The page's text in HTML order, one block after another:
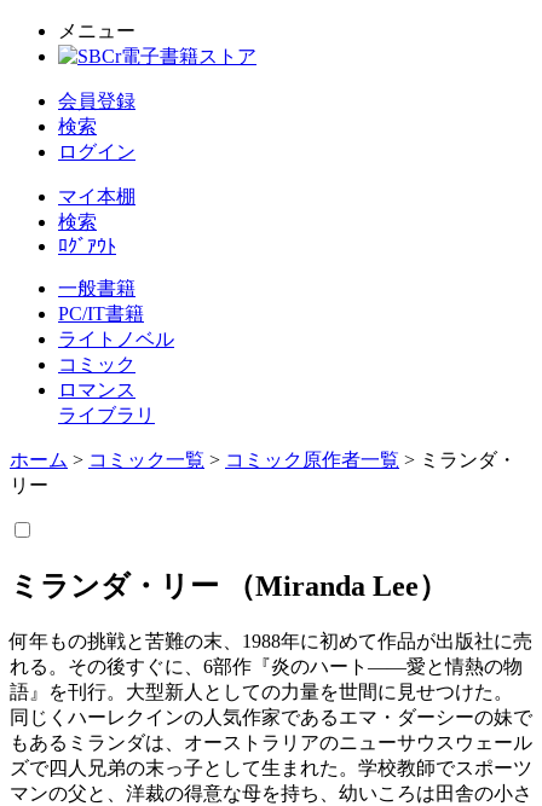
メニュー
会員登録
検索
ログイン
マイ本棚
検索
ﾛｸﾞｱｳﾄ
一般書籍
PC/IT書籍
ライトノベル
コミック
ロマンス
ライブラリ
ホーム > コミック一覧 > コミック原作者一覧 > ミランダ・
リー
ミランダ・リー （Miranda Lee）
何年もの挑戦と苦難の末、1988年に初めて作品が出版社に売
れる。その後すぐに、6部作『炎のハート――愛と情熱の物
語』を刊行。大型新人としての力量を世間に見せつけた。
同じくハーレクインの人気作家であるエマ・ダーシーの妹で
もあるミランダは、オーストラリアのニューサウスウェール
ズで四人兄弟の末っ子として生まれた。学校教師でスポーツ
マンの父と、洋裁の得意な母を持ち、幼いころは田舎の小さ